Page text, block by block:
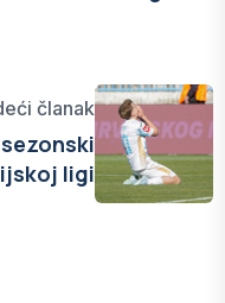
članak
ligi